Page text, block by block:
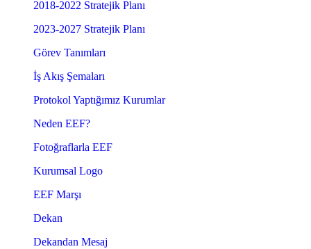
2018-2022 Stratejik Planı
2023-2027 Stratejik Planı
Görev Tanımları
İş Akış Şemaları
Protokol Yaptığımız Kurumlar
Neden EEF?
Fotoğraflarla EEF
Kurumsal Logo
EEF Marşı
Dekan
Dekandan Mesaj